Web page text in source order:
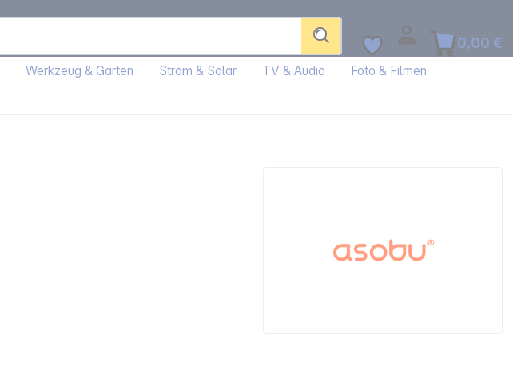
0,00 €
Werkzeug & Garten Strom & Solar TV & Audio
Foto & Filmen